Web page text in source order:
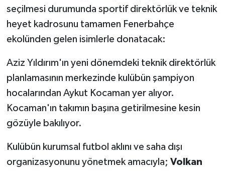
seçilmesi durumunda sportif direktörlük ve teknik
heyet kadrosunu tamamen Fenerbahçe
ekolünden gelen isimlerle donatacak:
Aziz Yıldırım'ın yeni dönemdeki teknik direktörlük
planlamasının merkezinde kulübün şampiyon
hocalarından Aykut Kocaman yer alıyor.
Kocaman'ın takımın başına getirilmesine kesin
gözüyle bakılıyor.
Kulübün kurumsal futbol aklını ve saha dışı
organizasyonunu yönetmek amacıyla; Volkan